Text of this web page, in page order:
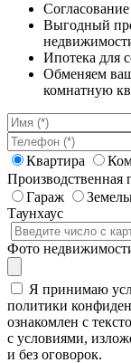
Выгодный
Ипотека для
Обменяем
комнатную
Квартира
Производственная
Гараж
Таунхаус
Фото
Я принимаю
политики
ознакомлен с
с условиями,
и без оговорок.